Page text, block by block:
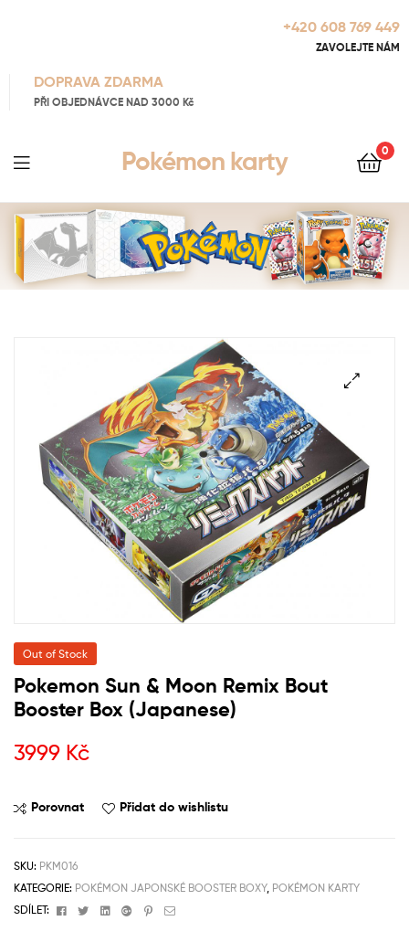
+420 608 769 449
ZAVOLEJTE NÁM
DOPRAVA ZDARMA
PŘI OBJEDNÁVCE NAD 3000 Kč
Pokémon karty 0
Out of Stock
Pokemon Sun & Moon Remix Bout
Booster Box (Japanese)
3999 Kč
Porovnat Přidat do wishlistu
SKU: PKM016
KATEGORIE: POKÉMON JAPONSKÉ BOOSTER BOXY, POKÉMON KARTY
SDÍLET:
FacebookTwitterLinkedinGoogle+Pinterest
Email